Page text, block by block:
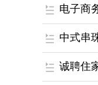
电子商
中式串
诚聘住